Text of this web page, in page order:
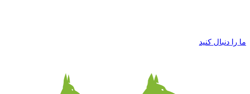
ما را دنبال کنید